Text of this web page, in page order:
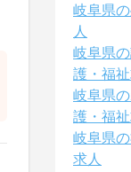
岐阜県
人
岐阜県
護・福祉
岐阜県
護・福祉
岐阜県
求人